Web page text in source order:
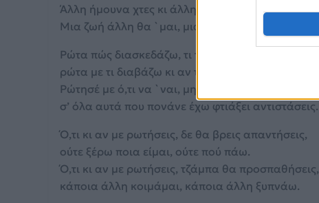
Άλλη ήμουνα χτες κι άλλη αύριο θα `μαι.
Μια ζωή άλλη θα `μαι, μια ζωή άλλη θα `μαι.
Ρώτα πώς διασκεδάζω, τι ταινίες πάω και βλέπω,
ρώτα με τι διαβάζω κι αν τι τρώω προσέχω.
Ρώτησέ με ό,τι να `ναι, μην κρατάς αποστάσεις,
σ’ όλα αυτά που πονάνε έχω φτιάξει αντιστάσεις.
Ό,τι κι αν με ρωτήσεις, δε θα βρεις απαντήσεις,
ούτε ξέρω ποια είμαι, ούτε πού πάω.
Ό,τι κι αν με ρωτήσεις, τζάμπα θα προσπαθήσεις,
κάποια άλλη κοιμάμαι, κάποια άλλη ξυπνάω.